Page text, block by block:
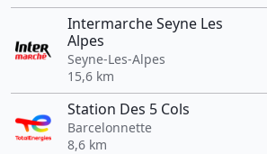
Intermarche Seyne Les
Alpes
Seyne-Les-Alpes
15,6 km
Station Des 5 Cols
Barcelonnette
8,6 km